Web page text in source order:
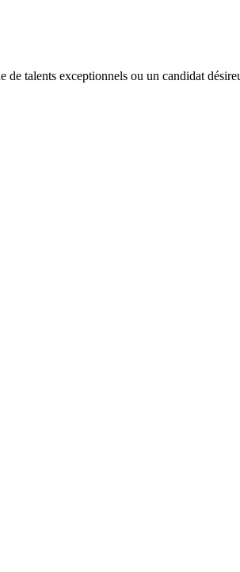
de talents exceptionnels ou un candidat